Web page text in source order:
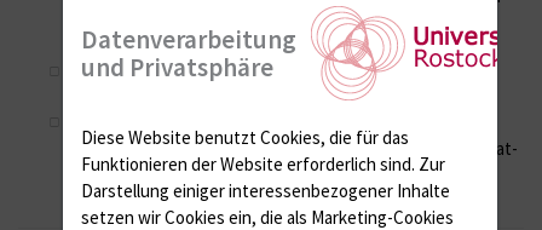
für MRT) – bei normalen Werten nicht älter als 3 Monate,
bei Auffälligkeiten nicht älter als 2 Wochen
Relevante Arztbriefe, Vorbefunde bzw.
Untersuchung geplant ist, bringen Sie bitte den Implantat-
Ausweis mit.
Datenverarbeitung
und Privatsphäre
Diese Website benutzt Cookies, die für das
Funktionieren der Website erforderlich sind. Zur
Darstellung einiger interessenbezogener Inhalte
setzen wir Cookies ein, die als Marketing-Cookies